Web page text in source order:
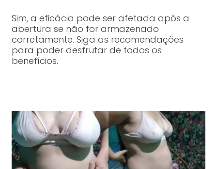
Sim, a eficácia pode ser afetada após a
abertura se não for armazenado
corretamente. Siga as recomendações
para poder desfrutar de todos os
benefícios.